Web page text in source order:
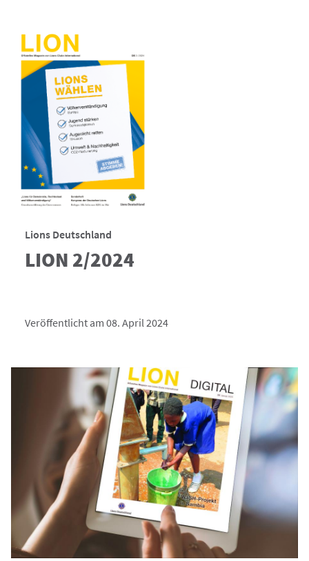
Lions Deutschland
LION 2/2024
Veröffentlicht am 08. April 2024